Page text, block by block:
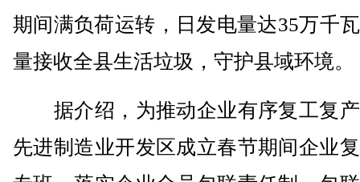
期间满负荷运转，日发电量达35万千
量接收全县生活垃圾，守护县域环境。
据介绍，为推动企业有序复工复
先进制造业开发区成立春节期间企业